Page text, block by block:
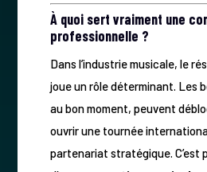
À quoi sert vraiment une
professionnelle ?
Dans l’industrie musicale, le
joue un rôle déterminant. Les
au bon moment, peuvent
ouvrir une tournée
partenariat stratégique. C’est